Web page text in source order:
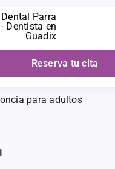
Reserva tu cita